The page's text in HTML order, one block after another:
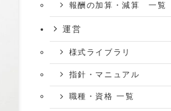
報酬の加算・減算 一覧
運営
様式ライブラリ
指針・マニュアル
職種・資格 一覧